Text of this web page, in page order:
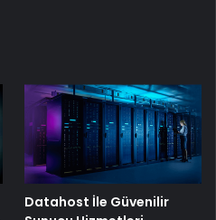
Datahost İle Güvenilir